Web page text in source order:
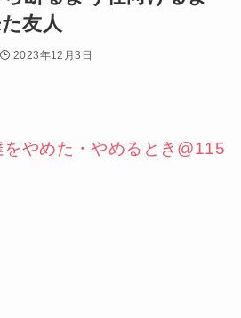
友人
2023年12月3日
をやめた・やめるとき@115